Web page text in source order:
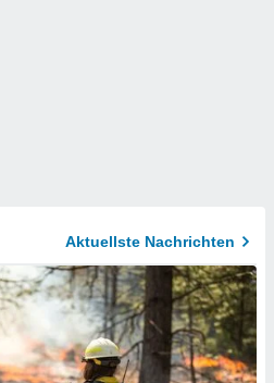
Aktuellste Nachrichten